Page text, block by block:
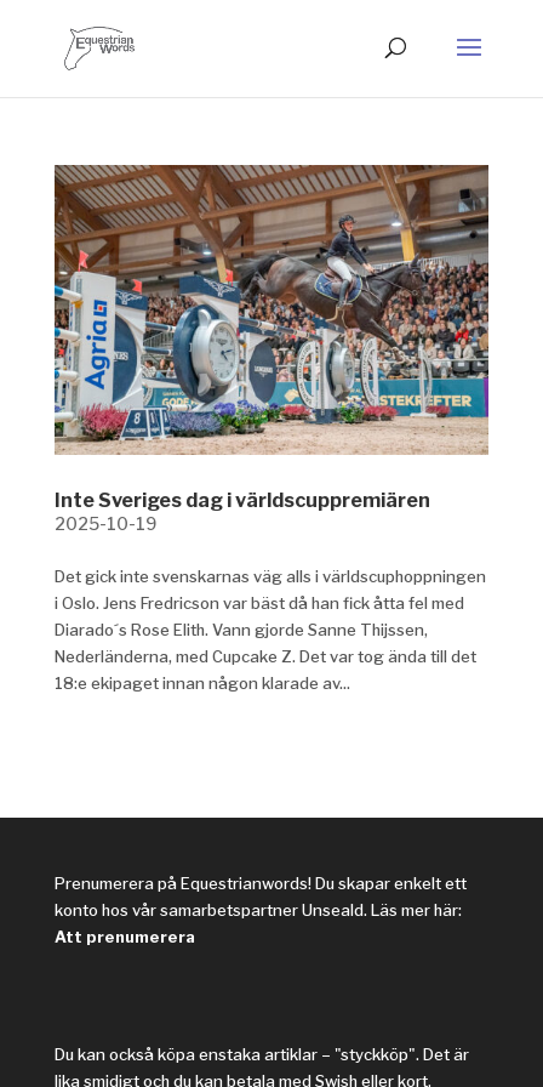
Inte Sveriges dag i världscuppremiären
2025-10-19
Det gick inte svenskarnas väg alls i världscuphoppningen
i Oslo. Jens Fredricson var bäst då han fick åtta fel med
Diarado´s Rose Elith. Vann gjorde Sanne Thijssen,
Nederländerna, med Cupcake Z. Det var tog ända till det
18:e ekipaget innan någon klarade av...
Prenumerera på Equestrianwords! Du skapar enkelt ett
konto hos vår samarbetspartner Unseald. Läs mer här:
Att prenumerera
Du kan också köpa enstaka artiklar – "styckköp". Det är
lika smidigt och du kan betala med Swish eller kort.